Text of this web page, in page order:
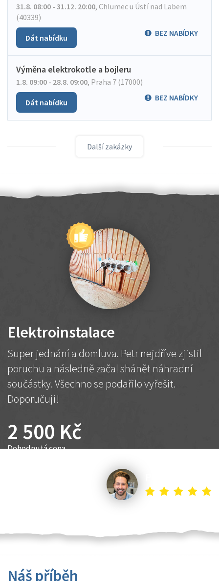
31.8. 08:00 - 31.12. 20:00, Chlumec u Ústí nad Labem
(40339)
BEZ NABÍDKY
Dát nabídku
Výměna elektrokotle a bojleru
1.8. 09:00 - 28.8. 09:00, Praha 7 (17000)
BEZ NABÍDKY
Dát nabídku
Další zakázky
Elektroinstalace
Super jednání a domluva. Petr nejdříve zjistil
poruchu a následně začal shánět náhradní
součástky. Všechno se podařilo vyřešit.
Doporučuji!
2 500 Kč
Dohodnutá cena
Náš příběh